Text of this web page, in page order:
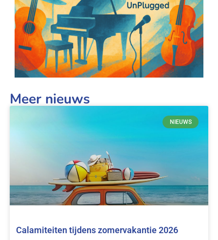
Meer nieuws
NIEUWS
Calamiteiten tijdens zomervakantie 2026